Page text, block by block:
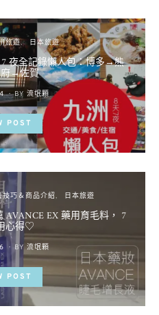
旅遊 日本旅遊
夜全記錄懶人包：博多→熊
→佐賀
BY 流氓顆
POST
技巧＆商品介紹 日本旅遊
AVANCE EX 藥用育毛料， 7
心得♡
BY 流氓顆
POST